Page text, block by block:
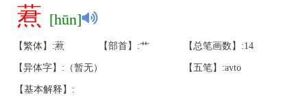
蔒 [hūn]
【繁体】:蔒 【部首】:艹 【总笔画数】:14
【异体字】:（暂无） 【五笔】:avto
【基本解释】: